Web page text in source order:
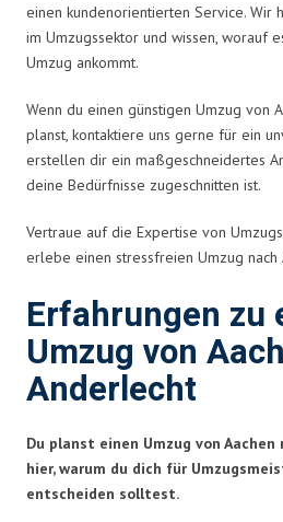
einen kundenorientierten Service. Wir
im Umzugssektor und wissen, worauf
Umzug ankommt.
Wenn du einen günstigen Umzug von
planst, kontaktiere uns gerne für ein
erstellen dir ein maßgeschneidertes
deine Bedürfnisse zugeschnitten ist.
Vertraue auf die Expertise von
erlebe einen stressfreien Umzug nach
Erfahrungen zu
Umzug von
Anderlecht
Du planst einen Umzug von
hier, warum du dich für
entscheiden solltest.